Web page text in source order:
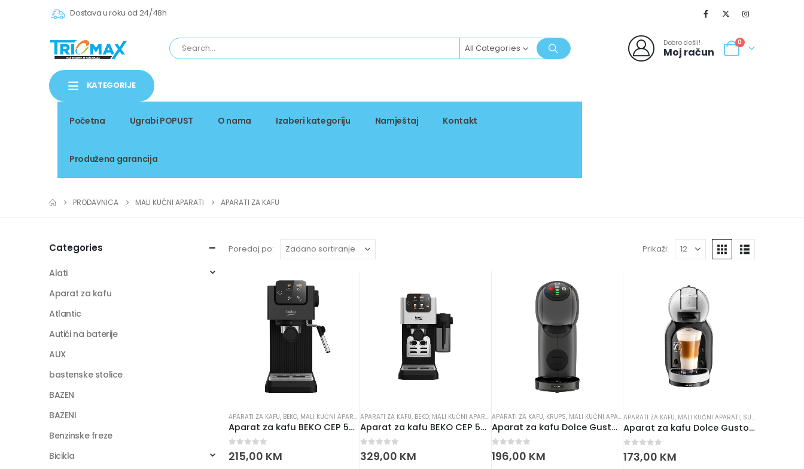
Dostava u roku od 24/48h
All Categories Dobro došli!
Moj račun
0
KATEGORIJE
Početna Ugrabi POPUST O nama Izaberi kategoriju Namještaj Kontakt
Produžena garancija
PRODAVNICA MALI KUĆNI APARATI APARATI ZA KAFU
Poredaj po: Prikaži:
APARATI ZA KAFU, BEKO, MALI KUĆNI APARATI ,SUŠILICE ZA VEŠ
Aparat za kafu BEKO CEP 5302 B
0 out of 5
215,00 KM
APARATI ZA KAFU, BEKO, MALI KUĆNI APARATI ,SUŠILICE ZA VEŠ
Aparat za kafu BEKO CEP 5304X
0 out of 5
329,00 KM
APARATI ZA KAFU, KRUPS, MALI KUĆNI APARATI
Aparat za kafu Dolce Gusto Genio S KP243B10
0out of 5
196,00 KM
APARATI ZA KAFU, MALI KUĆNI APARATI, SUŠILICE ZA VEŠ
Aparat za kafu Dolce Gusto KP123B10
0out of 5
173,00 KM
Categories
Alati
Aparat za kafu
Atlantic
Autići na baterije
AUX
bastenske stolice
BAZEN
BAZENI
Benzinske freze
Bicikla